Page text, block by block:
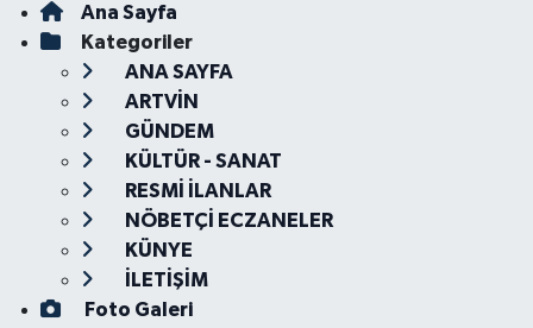
Ana Sayfa
Kategoriler
ANA SAYFA
ARTVİN
GÜNDEM
KÜLTÜR - SANAT
RESMİ İLANLAR
NÖBETÇİ ECZANELER
KÜNYE
İLETİŞİM
Foto Galeri